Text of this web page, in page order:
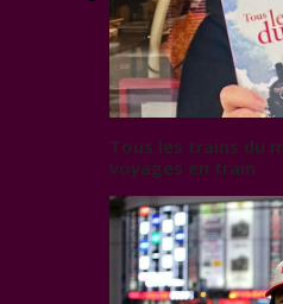
Tous les trains du
voyages en train